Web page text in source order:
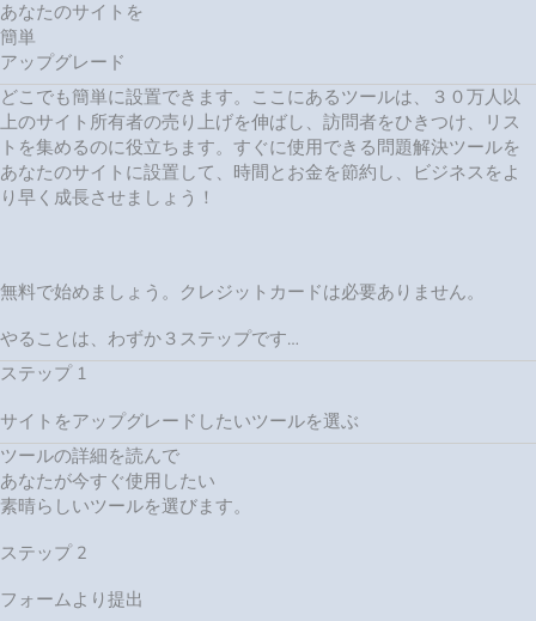
あなたのサイトを
簡単
アップグレード
どこでも簡単に設置できます。ここにあるツールは、３０万人以
上のサイト所有者の売り上げを伸ばし、訪問者をひきつけ、リス
トを集めるのに役立ちます。すぐに使用できる問題解決ツールを
あなたのサイトに設置して、時間とお金を節約し、ビジネスをよ
り早く成長させましょう！
無料で始めましょう。クレジットカードは必要ありません。
やることは、わずか３ステップです…
ステップ 1
サイトをアップグレードしたいツールを選ぶ
ツールの詳細を読んで
あなたが今すぐ使用したい
素晴らしいツールを選びます。
ステップ 2
フォームより提出